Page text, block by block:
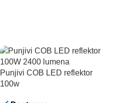
Punjivi COB LED reflektor
100w